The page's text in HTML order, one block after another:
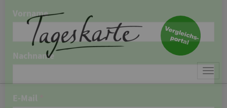
×
Keine Nachricht mehr
verpassen!
Jetzt zum Tageskarte-Newsletter
Vorname